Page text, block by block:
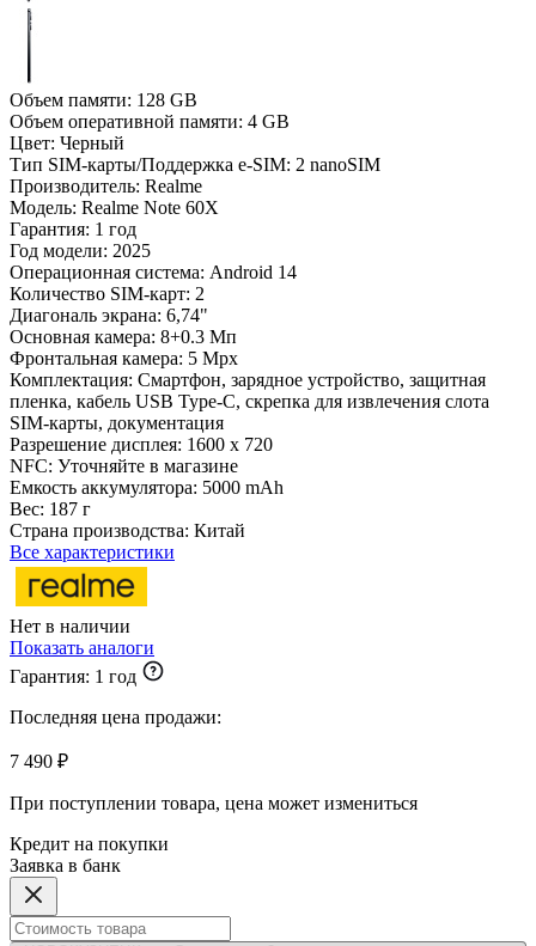
Объем памяти: 128 GB
Объем оперативной памяти: 4 GB
Цвет: Черный
Тип SIM-карты/Поддержка e-SIM: 2 nanoSIM
Производитель: Realme
Модель: Realme Note 60X
Гарантия: 1 год
Год модели: 2025
Операционная система: Android 14
Количество SIM-карт: 2
Диагональ экрана: 6,74"
Основная камера: 8+0.3 Мп
Фронтальная камера: 5 Mpx
Комплектация: Смартфон, зарядное устройство, защитная
пленка, кабель USB Type-C, скрепка для извлечения слота
SIM-карты, документация
Разрешение дисплея: 1600 x 720
NFC: Уточняйте в магазине
Емкость аккумулятора: 5000 mAh
Вес: 187 г
Страна производства: Китай
Все характеристики
Нет в наличии
Показать аналоги
Гарантия: 1 год
Последняя цена продажи:
7 490 ₽
При поступлении товара, цена может измениться
Кредит на покупки
Заявка в банк